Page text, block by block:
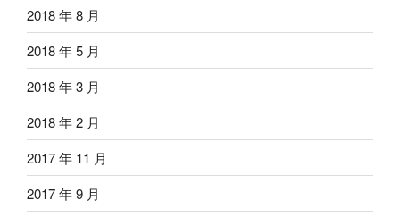
2018 年 8 月
2018 年 5 月
2018 年 3 月
2018 年 2 月
2017 年 11 月
2017 年 9 月